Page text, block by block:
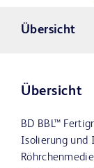
Übersicht
Übersicht
BD BBL™
Isolierung und